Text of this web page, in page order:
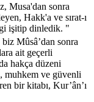
Musa'dan sonra
Hakk'a ve sırat-ı
işitip dinledik. "
Mûsâ’dan sonra
ait geçerli
hakça düzeni
muhkem ve güvenli
bir kitabı, Kur’ân’ı